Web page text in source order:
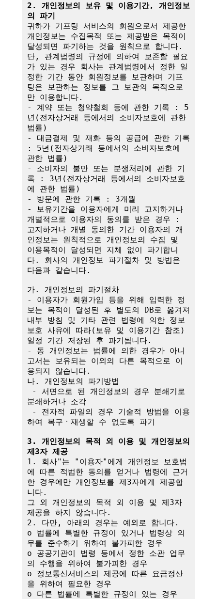
2. 개인정보의 보유 및 이용기간, 개인정보
의 파기
귀하가 기프팅 서비스의 회원으로서 제공한
개인정보는 수집목적 또는 제공받은 목적이
달성되면 파기하는 것을 원칙으로 합니다.
단, 관계법령의 규정에 의하여 보존할 필요
가 있는 경우 회사는 관계법령에서 정한 일
정한 기간 동안 회원정보를 보관하며 기프
팅은 보관하는 정보를 그 보관의 목적으로
만 이용합니다.
- 계약 또는 청약철회 등에 관한 기록 : 5
년(전자상거래 등에서의 소비자보호에 관한
법률)
- 대금결제 및 재화 등의 공급에 관한 기록
: 5년(전자상거래 등에서의 소비자보호에
관한 법률)
- 소비자의 불만 또는 분쟁처리에 관한 기
록 : 3년(전자상거래 등에서의 소비자보호
에 관한 법률)
- 방문에 관한 기록 : 3개월
- 보유기간을 이용자에게 미리 고지하거나
개별적으로 이용자의 동의를 받은 경우 :
고지하거나 개별 동의한 기간 이용자의 개
인정보는 원칙적으로 개인정보의 수집 및
이용목적이 달성되면 지체 없이 파기합니
다. 회사의 개인정보 파기절차 및 방법은
다음과 같습니다.
가. 개인정보의 파기절차
- 이용자가 회원가입 등을 위해 입력한 정
보는 목적이 달성된 후 별도의 DB로 옮겨져
내부 방침 및 기타 관련 법령에 의한 정보
보호 사유에 따라(보유 및 이용기간 참조)
일정 기간 저장된 후 파기됩니다.
- 동 개인정보는 법률에 의한 경우가 아니
고서는 보유되는 이외의 다른 목적으로 이
용되지 않습니다.
나. 개인정보의 파기방법
분쇄하거나 소각
하여 복구ㆍ재생할 수 없도록 파기
3. 개인정보의 목적 외 이용 및 개인정보의
제3자 제공
1. 회사"는 "이용자"에게 개인정보 보호법
에 따른 적법한 동의를 얻거나 법령에 근거
한 경우에만 개인정보를 제3자에게 제공합
니다.
그 외 개인정보의 목적 외 이용 및 제3자
제공을 하지 않습니다.
2. 다만, 아래의 경우는 예외로 합니다.
o 법률에 특별한 규정이 있거나 법령상 의
무를 준수하기 위하여 불가피한 경우
o 공공기관이 법령 등에서 정한 소관 업무
의 수행을 위하여 불가피한 경우
o 정보통신서비스의 제공에 따른 요금정산
을 위하여 필요한 경우
o 다른 법률에 특별한 규정이 있는 경우